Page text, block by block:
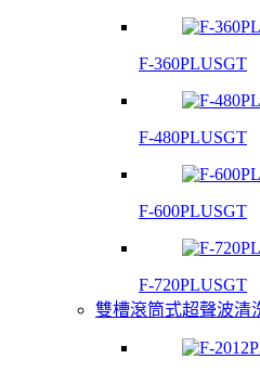
F-360PLUSGT
F-480PLUSGT
F-600PLUSGT
F-720PLUSGT
雙槽滾筒式超聲波清